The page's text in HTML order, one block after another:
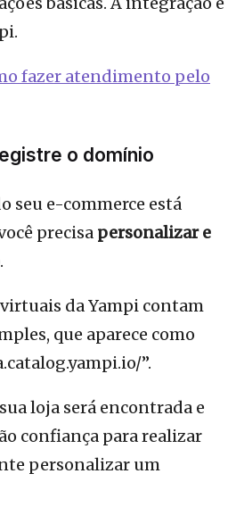
fazer atendimento pelo
o domínio
seu e-commerce está
precisa personalizar e
.
da Yampi contam
que aparece como
”.
loja será encontrada e
confiança para realizar
personalizar um